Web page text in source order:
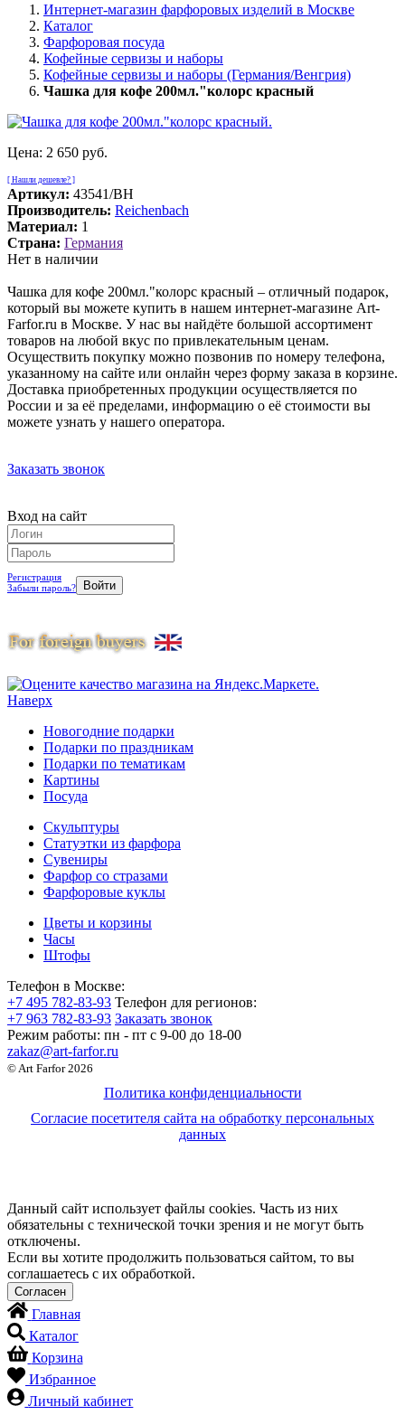
Интернет-магазин фарфоровых изделий в Москве
Каталог
Фарфоровая посуда
Кофейные сервизы и наборы
Кофейные сервизы и наборы (Германия/Венгрия)
Чашка для кофе 200мл."колорс красный
Цена: 2 650 руб.
[ Нашли дешевле? ]
Артикул: 43541/BH
Производитель: Reichenbach
Материал: 1
Страна: Германия
Нет в наличии
Чашка для кофе 200мл."колорс красный – отличный подарок,
который вы можете купить в нашем интернет-магазине Art-
Farfor.ru в Москве. У нас вы найдёте большой ассортимент
товаров на любой вкус по привлекательным ценам.
Осуществить покупку можно позвонив по номеру телефона,
указанному на сайте или онлайн через форму заказа в корзине.
Доставка приобретенных продукции осуществляется по
России и за её пределами, информацию о её стоимости вы
можете узнать у нашего оператора.
Заказать звонок
Вход на сайт
Регистрация
Забыли пароль?
Наверх
Новогодние подарки
Подарки по праздникам
Подарки по тематикам
Картины
Посуда
Скульптуры
Статуэтки из фарфора
Сувениры
Фарфор со стразами
Фарфоровые куклы
Цветы и корзины
Часы
Штофы
Телефон в Москве:
+7 495 782-83-93 Телефон для регионов:
+7 963 782-83-93 Заказать звонок
Режим работы: пн - пт c 9-00 до 18-00
zakaz@art-farfor.ru
© Art Farfor 2026
Политика конфиденциальности
Согласие посетителя сайта на обработку персональных
данных
Данный сайт использует файлы cookies. Часть из них
обязательны с технической точки зрения и не могут быть
отключены.
Если вы хотите продолжить пользоваться сайтом, то вы
соглашаетесь с их обработкой.
Главная
Каталог
Корзина
Избранное
Личный кабинет